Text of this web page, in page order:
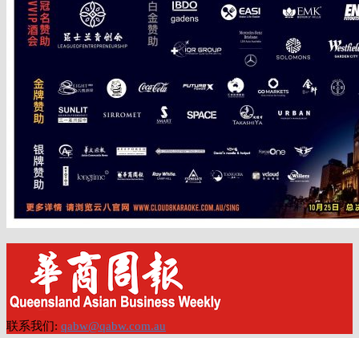
联系我们: qabw@qabw.com.au